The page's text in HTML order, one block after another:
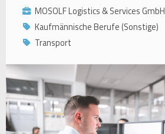
MOSOLF Logistics & Services GmbH
Kaufmännische Berufe (Sonstige)
Transport